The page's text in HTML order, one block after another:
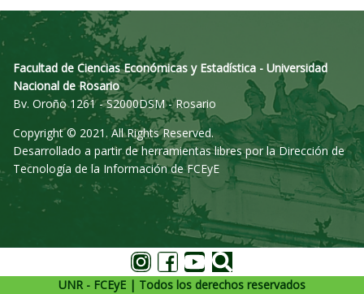
Facultad de Ciencias Económicas y Estadística - Universidad
Nacional de Rosario
Bv. Oroño 1261 - S2000DSM - Rosario
Copyright © 2021. All Rights Reserved.
Desarrollado a partir de herramientas libres por la Dirección de
Tecnología de la Información de FCEyE
UNR - FCEyE | Todos los derechos reservados